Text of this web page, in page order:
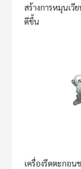
สร้างการหมุนเ
ดีขึ้น
เครื่องรีดตะกอน